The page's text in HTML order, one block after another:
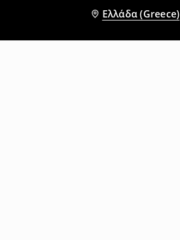
Ελλάδα (Greece)